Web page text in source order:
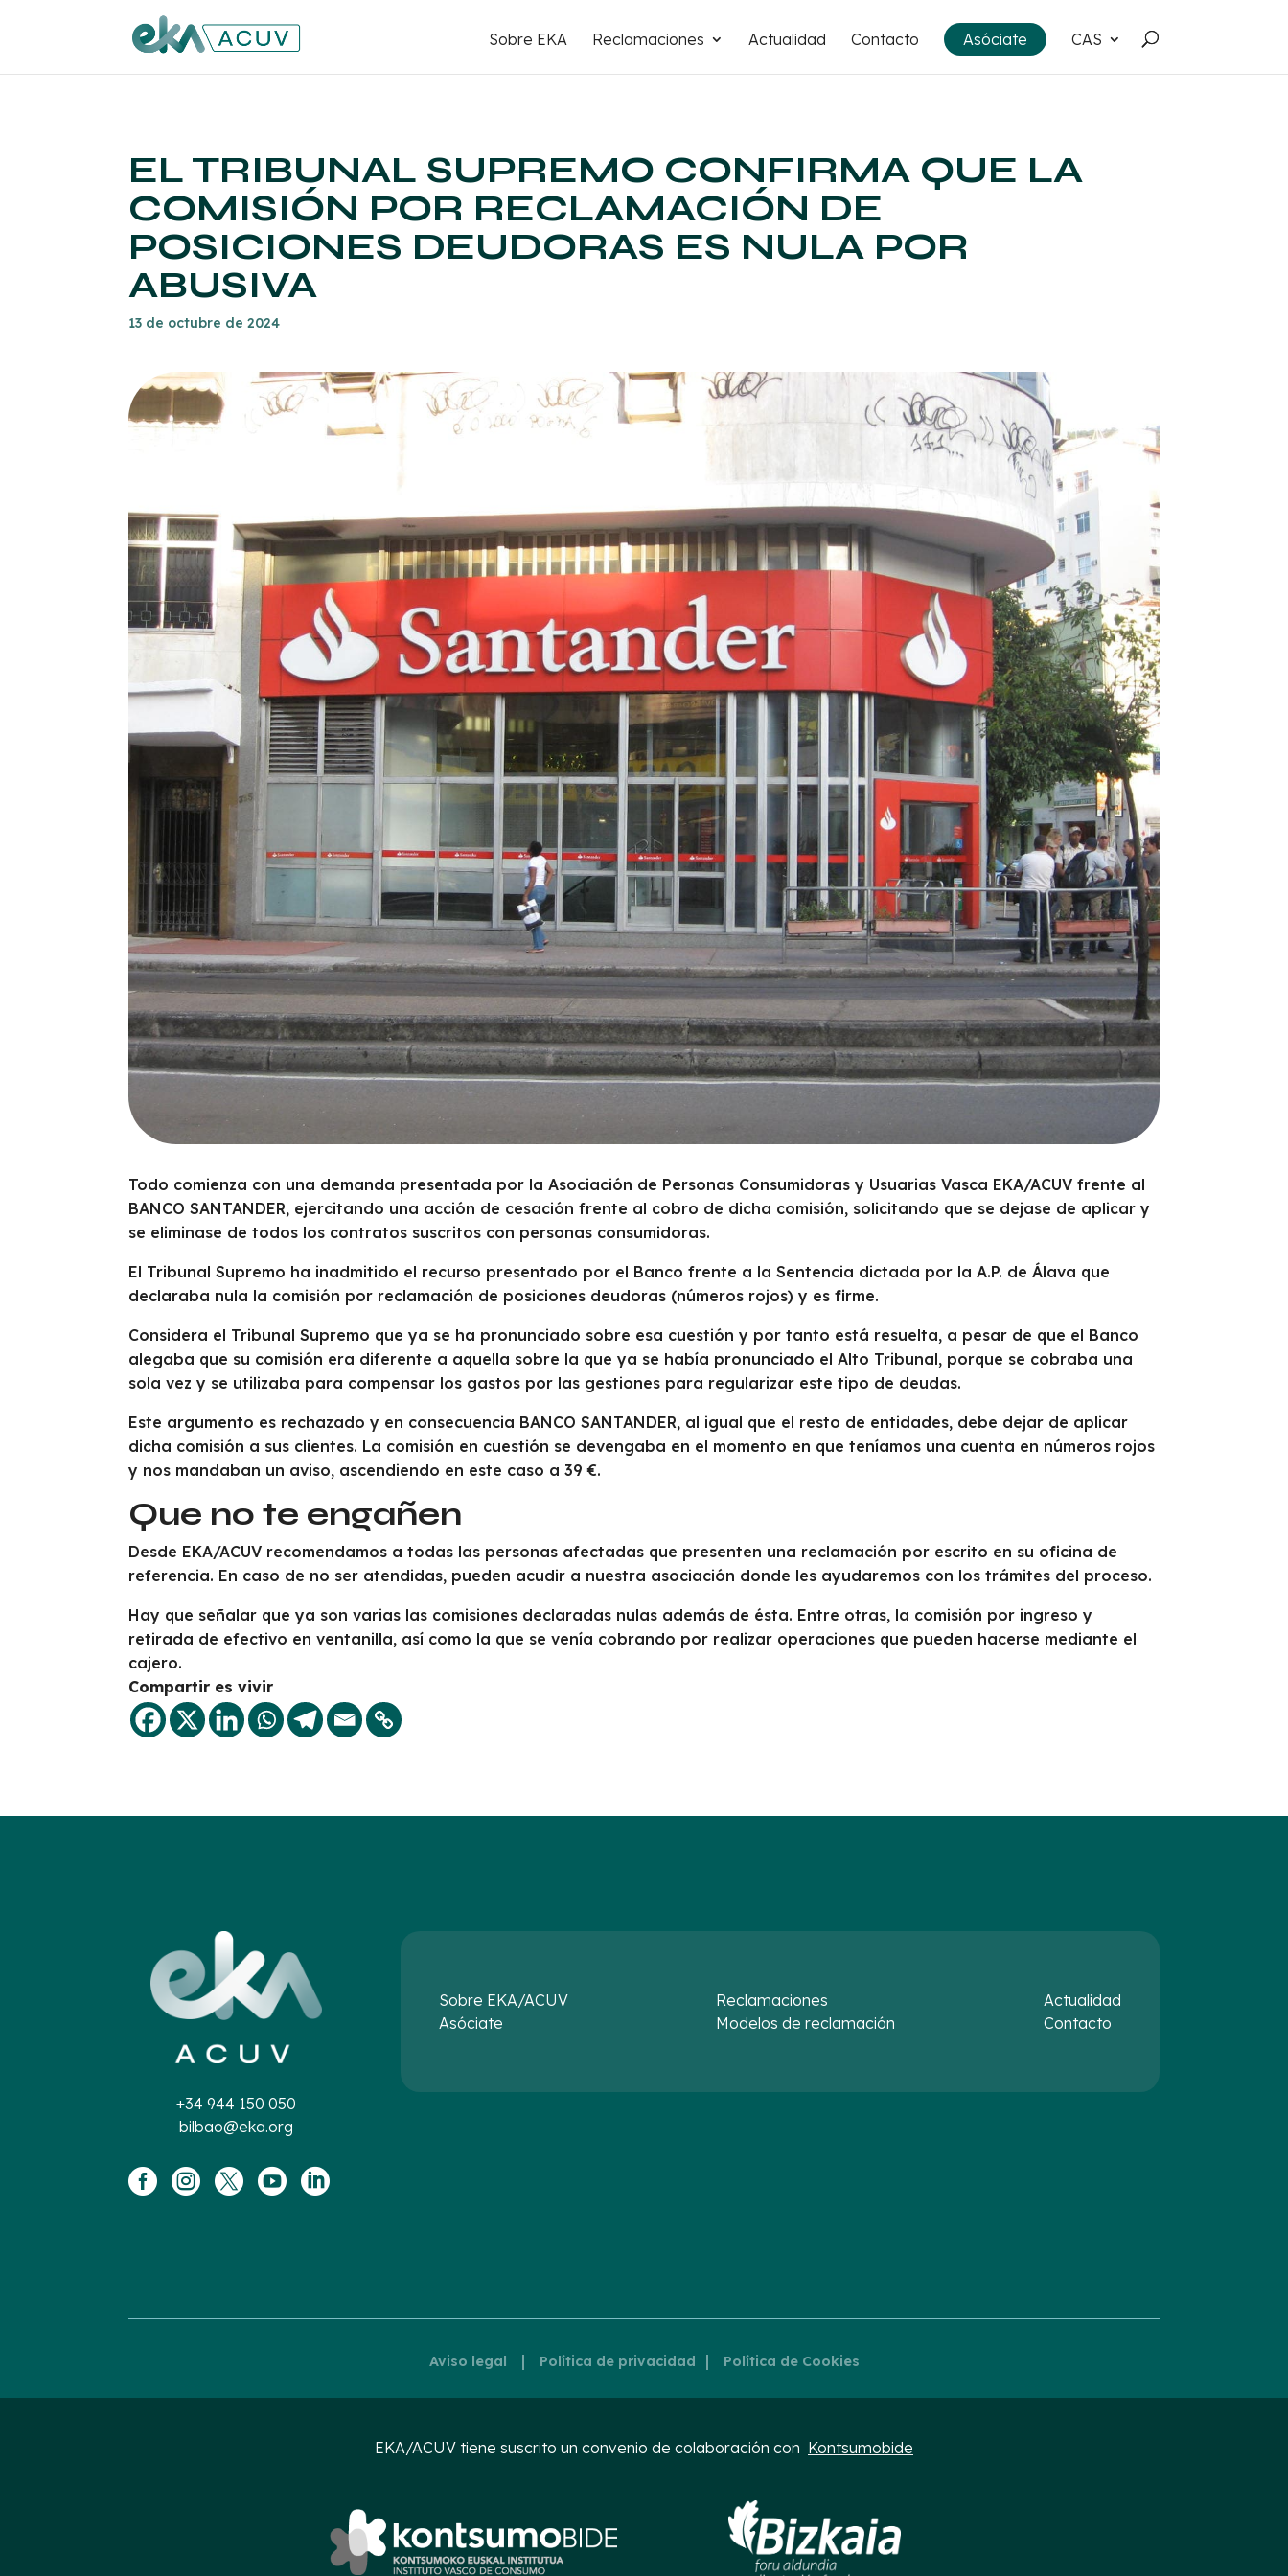
Sobre EKA Reclamaciones Actualidad Contacto Asóciate CAS
EL TRIBUNAL SUPREMO CONFIRMA QUE LA
COMISIÓN POR RECLAMACIÓN DE
POSICIONES DEUDORAS ES NULA POR
ABUSIVA
13 de octubre de 2024
Todo comienza con una demanda presentada por la Asociación de Personas Consumidoras y Usuarias Vasca EKA/ACUV frente al
BANCO SANTANDER, ejercitando una acción de cesación frente al cobro de dicha comisión, solicitando que se dejase de aplicar y
se eliminase de todos los contratos suscritos con personas consumidoras.
El Tribunal Supremo ha inadmitido el recurso presentado por el Banco frente a la Sentencia dictada por la A.P. de Álava que
declaraba nula la comisión por reclamación de posiciones deudoras (números rojos) y es firme.
Considera el Tribunal Supremo que ya se ha pronunciado sobre esa cuestión y por tanto está resuelta, a pesar de que el Banco
alegaba que su comisión era diferente a aquella sobre la que ya se había pronunciado el Alto Tribunal, porque se cobraba una
sola vez y se utilizaba para compensar los gastos por las gestiones para regularizar este tipo de deudas.
Este argumento es rechazado y en consecuencia BANCO SANTANDER, al igual que el resto de entidades, debe dejar de aplicar
dicha comisión a sus clientes. La comisión en cuestión se devengaba en el momento en que teníamos una cuenta en números rojos
y nos mandaban un aviso, ascendiendo en este caso a 39 €.
Que no te engañen
Desde EKA/ACUV recomendamos a todas las personas afectadas que presenten una reclamación por escrito en su oficina de
referencia. En caso de no ser atendidas, pueden acudir a nuestra asociación donde les ayudaremos con los trámites del proceso.
Hay que señalar que ya son varias las comisiones declaradas nulas además de ésta. Entre otras, la comisión por ingreso y
retirada de efectivo en ventanilla, así como la que se venía cobrando por realizar operaciones que pueden hacerse mediante el
cajero.
Compartir es vivir
+34 944 150 050
bilbao@eka.org
    
Sobre EKA/ACUV
Asóciate
Reclamaciones
Modelos de reclamación
Actualidad
Contacto
Aviso legal | Política de privacidad | Política de Cookies
EKA/ACUV tiene suscrito un convenio de colaboración con Kontsumobide